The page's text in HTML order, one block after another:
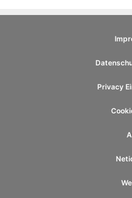
Privacy